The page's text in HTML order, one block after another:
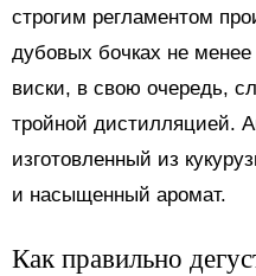
строгим регламентом
дубовых бочках не менее
виски, в свою очередь,
тройной дистилляцией.
изготовленный из
и насыщенный аромат.
Как правильно